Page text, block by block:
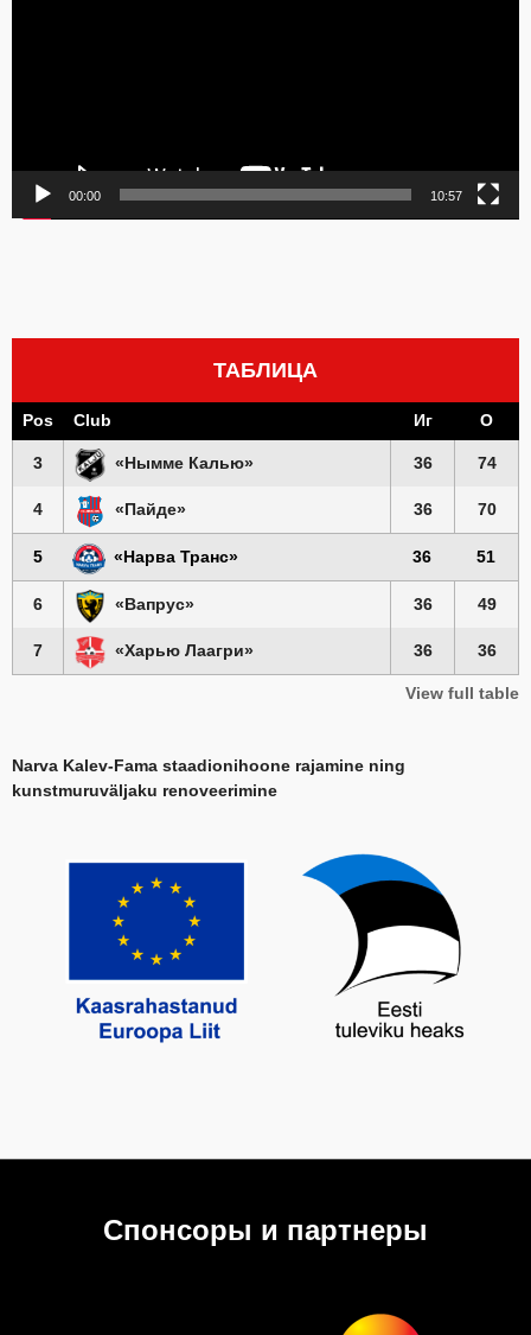
00:00 10:57
ТАБЛИЦА
Pos Club Иг О
3 «Нымме Калью» 36 74
4 «Пайде» 36 70
5 «Нарва Транс» 36 51
6 «Вапрус» 36 49
7 «Харью Лаагри» 36 36
View full table
Narva Kalev-Fama staadionihoone rajamine ning
kunstmuruväljaku renoveerimine
Спонсоры и партнеры